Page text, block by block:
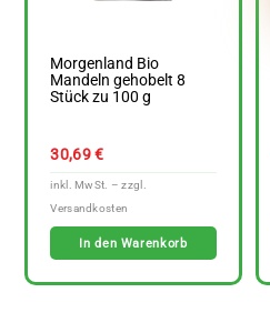
Morgenland Bio
Mandeln gehobelt 8
Stück zu 100 g
30,69€
In den Warenkorb